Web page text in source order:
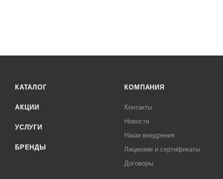
КАТАЛОГ
АКЦИИ
УСЛУГИ
БРЕНДЫ
КОМПАНИЯ
Контакты
Новости
Наши внедрения
Лицензии и сертификаты
Договоры